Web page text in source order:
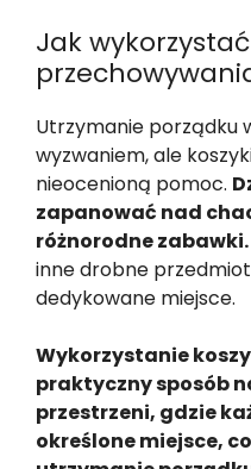
Jak
Utrzymanie porządku
wyzwaniem, ale
nieocenioną pomoc.
zapanować nad
różnorodne zabawki.
inne drobne
dedykowane miejsce.
Wykorzystanie
praktyczny sposób
przestrzeni, gdzie
określone miejsce,